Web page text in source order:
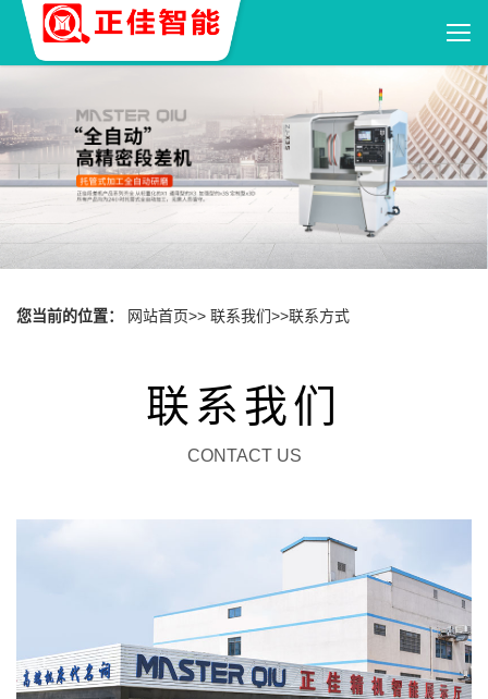
您当前的位置： 网站首页>> 联系我们>>联系方式
联系我们
CONTACT US